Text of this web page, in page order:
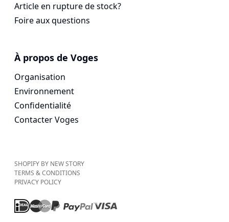
Article en rupture de stock?
Foire aux questions
À propos de Voges
Organisation
Environnement
Confidentialité
Contacter Voges
SHOPIFY BY NEW STORY
TERMS & CONDITIONS
PRIVACY POLICY